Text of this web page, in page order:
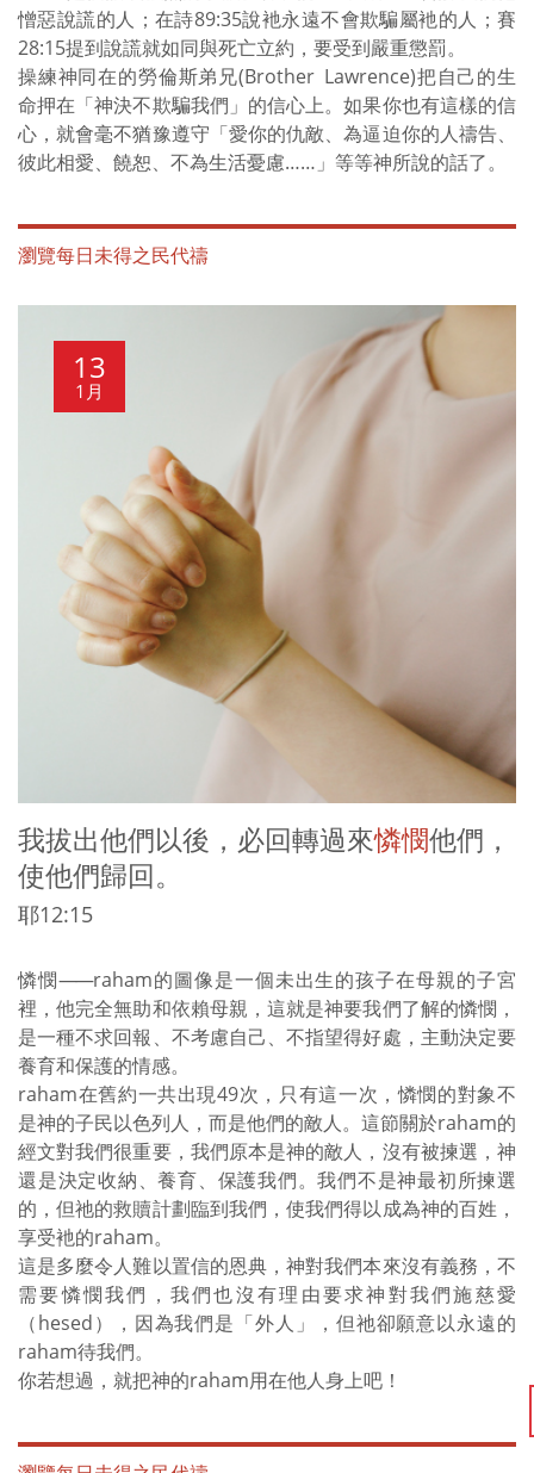
憎惡說謊的人；在詩89:35說衪永遠不會欺騙屬衪的人；賽
28:15提到說謊就如同與死亡立約，要受到嚴重懲罰。
操練神同在的勞倫斯弟兄(Brother Lawrence)把自己的生
命押在「神決不欺騙我們」的信心上。如果你也有這樣的信
心，就會毫不猶豫遵守「愛你的仇敵、為逼迫你的人禱告、
彼此相愛、饒恕、不為生活憂慮……」等等神所說的話了。
瀏覽每日未得之民代禱
13
1月
我拔出他們以後，必回轉過來憐憫他們，
使他們歸回。
耶12:15
憐憫——raham的圖像是一個未出生的孩子在母親的子宮
裡，他完全無助和依賴母親，這就是神要我們了解的憐憫，
是一種不求回報、不考慮自己、不指望得好處，主動決定要
養育和保護的情感。
raham在舊約一共出現49次，只有這一次，憐憫的對象不
是神的子民以色列人，而是他們的敵人。這節關於raham的
經文對我們很重要，我們原本是神的敵人，沒有被揀選，神
還是決定收納、養育、保護我們。我們不是神最初所揀選
的，但祂的救贖計劃臨到我們，使我們得以成為神的百姓，
享受衪的raham。
這是多麼令人難以置信的恩典，神對我們本來沒有義務，不
需要憐憫我們，我們也沒有理由要求神對我們施慈愛
（hesed），因為我們是「外人」，但祂卻願意以永遠的
raham待我們。
你若想過，就把神的raham用在他人身上吧！